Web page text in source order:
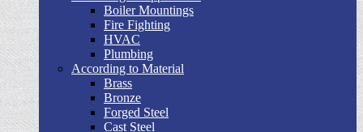
Boiler Mountings
Fire Fighting
HVAC
Plumbing
According to Material
Brass
Bronze
Forged Steel
Cast Steel